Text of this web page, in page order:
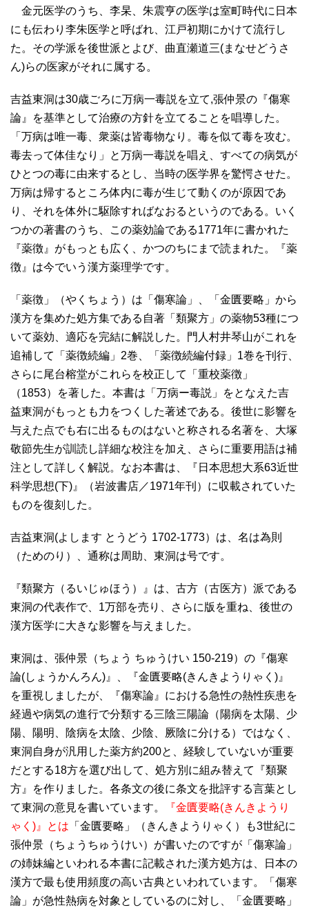
金元医学のうち、李杲、朱震亨の医学は室町時代に日本
にも伝わり李朱医学と呼ばれ、江戸初期にかけて流行し
た。その学派を後世派とよび、曲直瀬道三(まなせどうさ
ん)らの医家がそれに属する。
吉益東洞は30歳ごろに万病一毒説を立て,張仲景の『傷寒
論』を基準として治療の方針を立てることを唱導した。
「万病は唯一毒、衆薬は皆毒物なり。毒を似て毒を攻む。
毒去って体佳なり」と万病一毒説を唱え、すべての病気が
ひとつの毒に由来するとし、当時の医学界を驚愕させた。
万病は帰するところ体内に毒が生じて動くのが原因であ
り、それを体外に駆除すればなおるというのである。いく
つかの著書のうち、この薬効論である1771年に書かれた
『薬徴』がもっとも広く、かつのちにまで読まれた。『薬
徴』は今でいう漢方薬理学です。
「薬徴」（やくちょう）は「傷寒論」、「金匱要略」から
漢方を集めた処方集である自著「類聚方」の薬物53種につ
いて薬効、適応を完結に解説した。門人村井琴山がこれを
追補して「薬徴続編」2巻、「薬徴続編付録」1巻を刊行、
さらに尾台榕堂がこれらを校正して「重校薬徴」
（1853）を著した。本書は「万病ー毒説」をとなえた吉
益東洞がもっとも力をつくした著述である。後世に影響を
与えた点でも右に出るものはないと称される名著を、大塚
敬節先生が訓読し詳細な校注を加え、さらに重要用語は補
注として詳しく解説。なお本書は、『日本思想大系63近世
科学思想(下)』（岩波書店／1971年刊）に収載されていた
ものを復刻した。
吉益東洞(よします とうどう 1702-1773）は、名は為則
（ためのり）、通称は周助、東洞は号です。
『類聚方（るいじゅほう）』は、古方（古医方）派である
東洞の代表作で、1万部を売り、さらに版を重ね、後世の
漢方医学に大きな影響を与えました。
東洞は、張仲景（ちょう ちゅうけい 150-219）の『傷寒
論(しょうかんろん)』、『金匱要略(きんきようりゃく)』
を重視しましたが、『傷寒論』における急性の熱性疾患を
経過や病気の進行で分類する三陰三陽論（陽病を太陽、少
陽、陽明、陰病を太陰、少陰、厥陰に分ける）ではなく、
東洞自身が汎用した薬方約200と、経験していないが重要
だとする18方を選び出して、処方別に組み替えて『類聚
方』を作りました。各条文の後に条文を批評する言葉とし
て東洞の意見を書いています。
『金匱要略(きんきようり
ゃく)』とは 「金匱要略」（きんきようりゃく）も3世紀に
張仲景（ちょうちゅうけい）が書いたのですが「傷寒論」
の姉妹編といわれる本書に記載された漢方処方は、日本の
漢方で最も使用頻度の高い古典といわれています。「傷寒
論」が急性熱病を対象としているのに対し、「金匱要略」